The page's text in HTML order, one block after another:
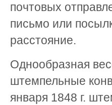
почтовых
письмо или
расстояние.
Однообразная
штемпельные
января 1848 г.